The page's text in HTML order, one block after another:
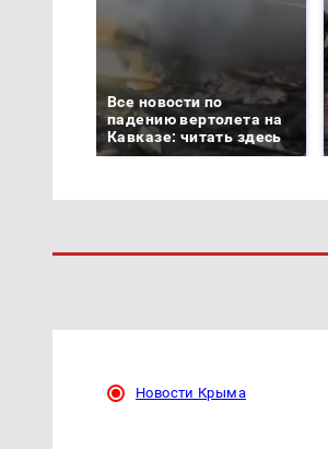
Все новости по
падению вертолета на
Кавказе: читать здесь
Новости Крыма